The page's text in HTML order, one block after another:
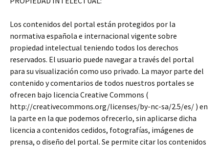
Los contenidos del portal están protegidos por la
normativa española e internacional vigente sobre
propiedad intelectual teniendo todos los derechos
reservados. El usuario puede navegar a través del portal
para su visualización como uso privado. La mayor parte del
contenido y comentarios de todos nuestros portales se
ofrecen bajo licencia Creative Commons (
http://creativecommons.org/licenses/by-nc-sa/2.5/es/ ) en
la parte en la que podemos ofrecerlo, sin aplicarse dicha
licencia a contenidos cedidos, fotografías, imágenes de
prensa, o diseño del portal. Se permite citar los contenidos